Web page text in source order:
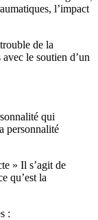
l’impact
de la
le soutien d’un
qui
personnalité
» Il s’agit de
qu’est la
: